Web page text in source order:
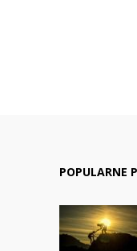
POPULARNE